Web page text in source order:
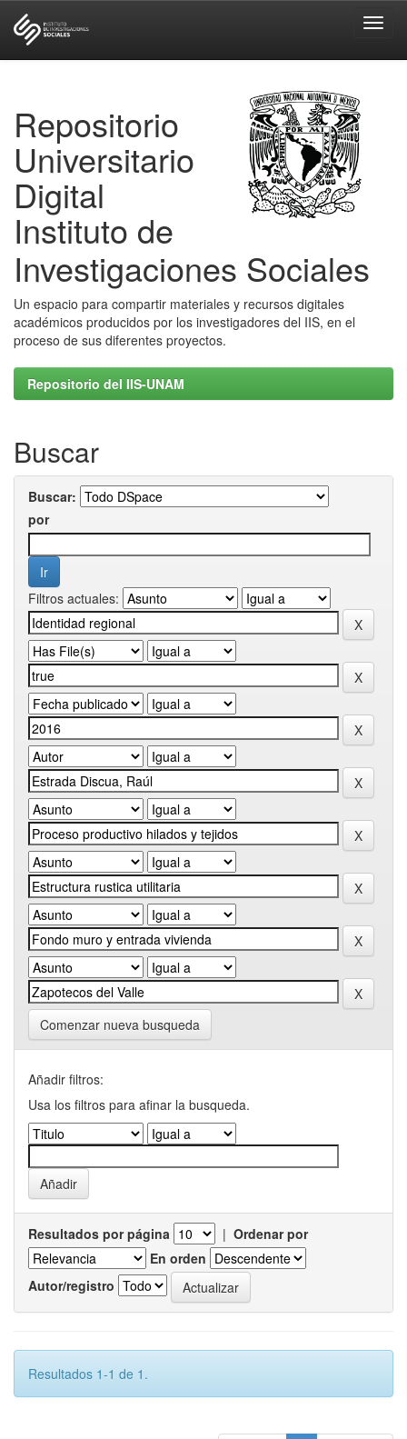
Repositorio
Universitario
Digital
Instituto de
Investigaciones Sociales
Un espacio para compartir materiales y recursos digitales
académicos producidos por los investigadores del IIS, en el
proceso de sus diferentes proyectos.
Repositorio del IIS-UNAM
Buscar
Buscar:
por
Filtros actuales:
Comenzar nueva busqueda
Añadir filtros:
Usa los filtros para afinar la busqueda.
Resultados por página | Ordenar por
En orden
Autor/registro
Resultados 1-1 de 1.